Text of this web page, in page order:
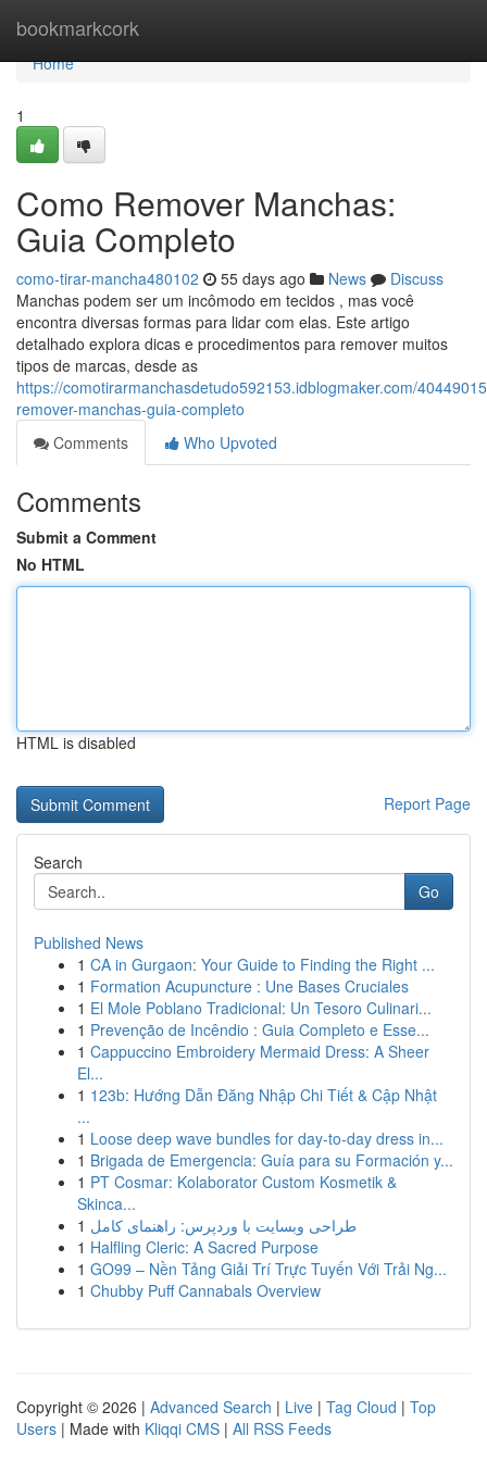
bookmarkcork
Home
Home
1
Como Remover Manchas:
Guia Completo
como-tirar-mancha480102 55 days ago News
Discuss
Manchas podem ser um incômodo em tecidos , mas você
encontra diversas formas para lidar com elas. Este artigo
detalhado explora dicas e procedimentos para remover muitos
tipos de marcas, desde as
https://comotirarmanchasdetudo592153.idblogmaker.com/
remover-manchas-guia-completo
Comments
Who Upvoted
Comments
Submit a Comment
No HTML
HTML is disabled
Report Page
Search
Go
Published News
1 CA in Gurgaon: Your Guide to Finding the Right ...
1 Formation Acupuncture : Une Bases Cruciales
1 El Mole Poblano Tradicional: Un Tesoro Culinari...
1 Prevenção de Incêndio : Guia Completo e Esse...
1 Cappuccino Embroidery Mermaid Dress: A Sheer
El...
1 123b: Hướng Dẫn Đăng Nhập Chi Tiết & Cập Nhật
...
1 Loose deep wave bundles for day-to-day dress in...
1 Brigada de Emergencia: Guía para su Formación y...
1 PT Cosmar: Kolaborator Custom Kosmetik &
Skinca...
1 طراحی وبسایت با وردپرس: راهنمای کامل
1 Halfling Cleric: A Sacred Purpose
1 GO99 – Nền Tảng Giải Trí Trực Tuyến Với Trải Ng...
1 Chubby Puff Cannabals Overview
Copyright © 2026 | Advanced Search | Live | Tag Cloud | Top
Users | Made with Kliqqi CMS | All RSS Feeds